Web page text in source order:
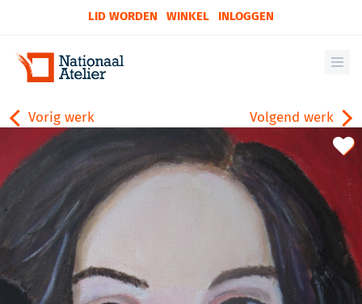
LID WORDEN WINKEL INLOGGEN
Volgend werk
Vorig werk